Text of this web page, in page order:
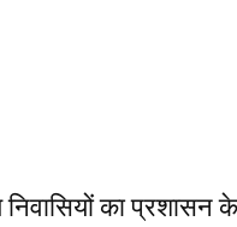
का प्रशासन